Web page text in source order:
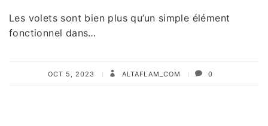
Les volets sont bien plus qu’un simple élément
fonctionnel dans…
OCT 5, 2023 ALTAFLAM_COM 0